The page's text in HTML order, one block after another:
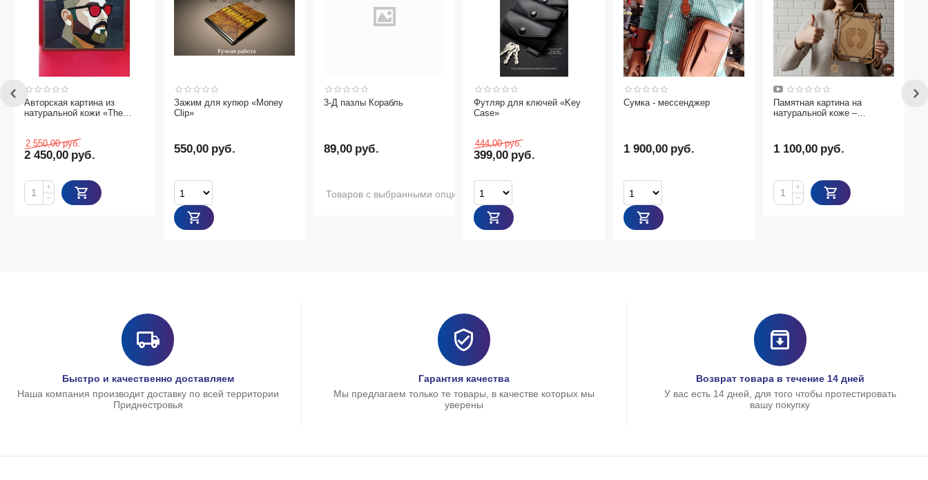
картина из
кожи «The
руб.
руб.
Зажим для купюр «Money
Clip»
руб.
3-Д пазлы Корабль
руб.
Товаров с выбранными опциями нет в наличии
Футляр для ключей «Key
руб.
Сумка - мессенджер
руб.
Памятная картина на
натуральной коже –
руб.
Быстро и качественно доставляем
Наша компания производит доставку по всей территории
Приднестровья
Гарантия качества
Мы предлагаем только те товары, в качестве которых мы
уверены
Возврат товара в течение 14 дней
У вас есть 14 дней, для того чтобы протестировать
вашу покупку